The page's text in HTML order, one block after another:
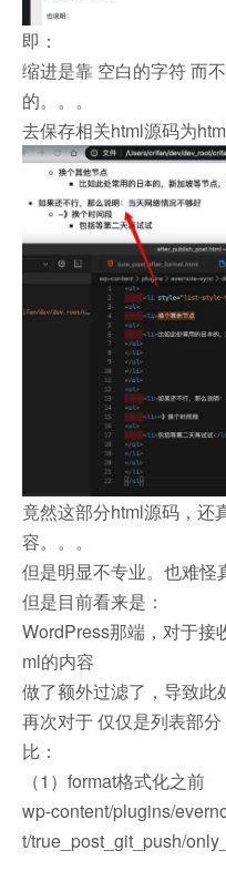
即：
缩进是靠 空白的字符 而
的。。。
去保存相关html源码为
竟然这部分html源码，还
容。。。
但是明显不专业。也难怪
但是目前看来是：
WordPress那端，对于接
ml的内容
做了额外过滤了，导致此
再次对于 仅仅是列表部
比：
（1）format格式化之前
wp-content/plugins/
t/true_post_git_push/